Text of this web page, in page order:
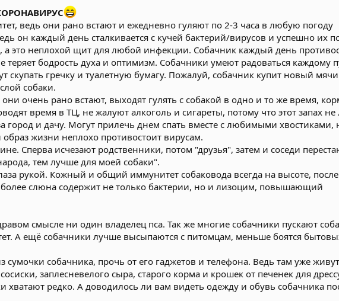
ведь они рано встают и ежедневно гуляют по 2-3 часа в любую погоду
он каждый день сталкивается с кучей бактерий/вирусов и успешно их
а это неплохой щит для любой инфекции. Собачник каждый день
бодрость духа и оптимизм. Собачники умеют радоваться каждому
гречку и туалетную бумагу. Пожалуй, собачник купит новый
собаки.
очень рано встают, выходят гулять с собакой в одно и то же время,
время в ТЦ, не жалуют алкоголь и сигареты, потому что этот запах
город и дачу. Могут прилечь днем спать вместе с любимыми хвостиками,
жизни неплохо противостоит вирусам.
Сперва исчезают родственники, потом "друзья", затем и соседи
тем лучше для моей собаки".
рукой. Кожный и общий иммунитет собаковода всегда на высоте,
слюна содержит не только бактерии, но и лизоцим, повышающий
смысле ни один владелец пса. Так же многие собачники пускают
А ещё собачники лучше высыпаются с питомцам, меньше боятся
сумочки собачника, прочь от его гаджетов и телефона. Ведь там уже
заплесневелого сыра, старого корма и крошек от печенек для
хватают редко. А доводилось ли вам видеть одежду и обувь собачника